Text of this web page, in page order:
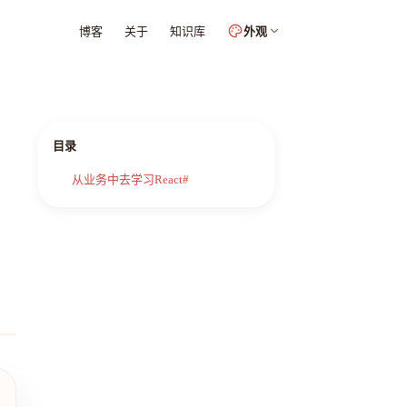
博客 关于 知识库 外观
目录
从业务中去学习React#